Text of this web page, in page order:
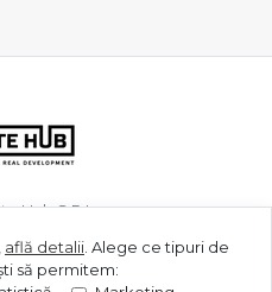
Hub S.R.L.
află detalii Alege ce tipuri de
să permitem: